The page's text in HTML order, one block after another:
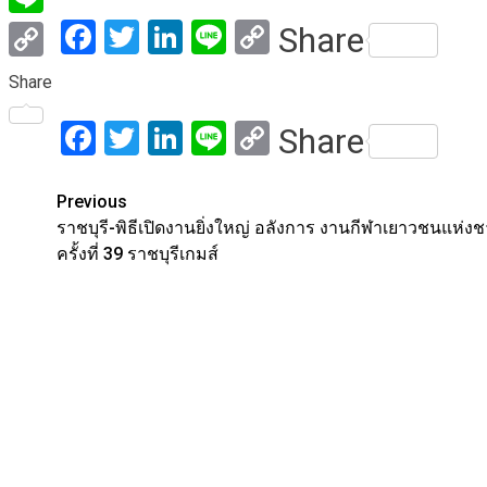
Facebook
Twitter
LinkedIn
LineCopy
Share
Facebook
Twitter
LinkedIn
LineCopy
Share
Post
navigation
Previous
ราชบุรี-พิธีเปิดงานยิ่งใหญ่ อลังการ งานกีฬาเยาวชนแห่ง
ครั้งที่ 39 ราชบุรีเกมส์
Line
Copy
Link
Share